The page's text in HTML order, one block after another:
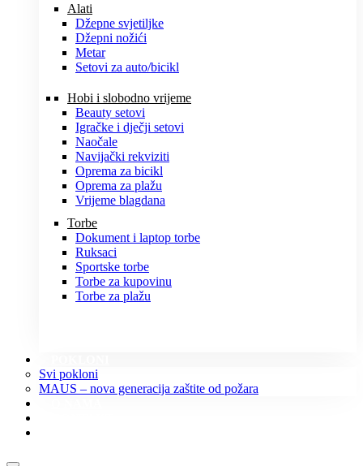
Alati
Džepne svjetiljke
Džepni nožići
Metar
Setovi za auto/bicikl
Hobi i slobodno vrijeme
Beauty setovi
Igračke i dječji setovi
Naočale
Navijački rekviziti
Oprema za bicikl
Oprema za plažu
Vrijeme blagdana
Torbe
Dokument i laptop torbe
Ruksaci
Sportske torbe
Torbe za kupovinu
Torbe za plažu
Svi pokloni
MAUS – nova generacija zaštite od požara